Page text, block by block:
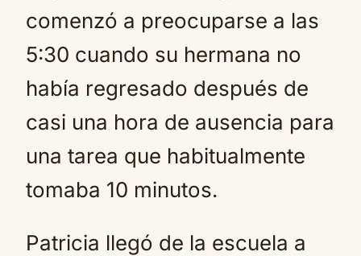
comenzó a preocuparse a las
5:30 cuando su hermana no
había regresado después de
casi una hora de ausencia para
una tarea que habitualmente
tomaba 10 minutos.
Patricia llegó de la escuela a